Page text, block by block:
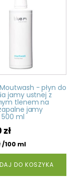
Moutwash - płyn do
jamy ustnej z
tlenem na
jamy
ml
zł
/100 ml
DO KOSZYKA